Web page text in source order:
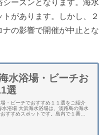
ーズンとなります。海水
があります。しかし、２
の影響で開催が中止とな
水浴場・ビーチお
選
・ビーチでおすすめ１１選をご紹介
水浴場 大浜海水浴場は、淡路島の海水
すすめスポットです。島内で１番人